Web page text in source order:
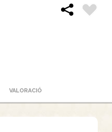
VALORACIÓ